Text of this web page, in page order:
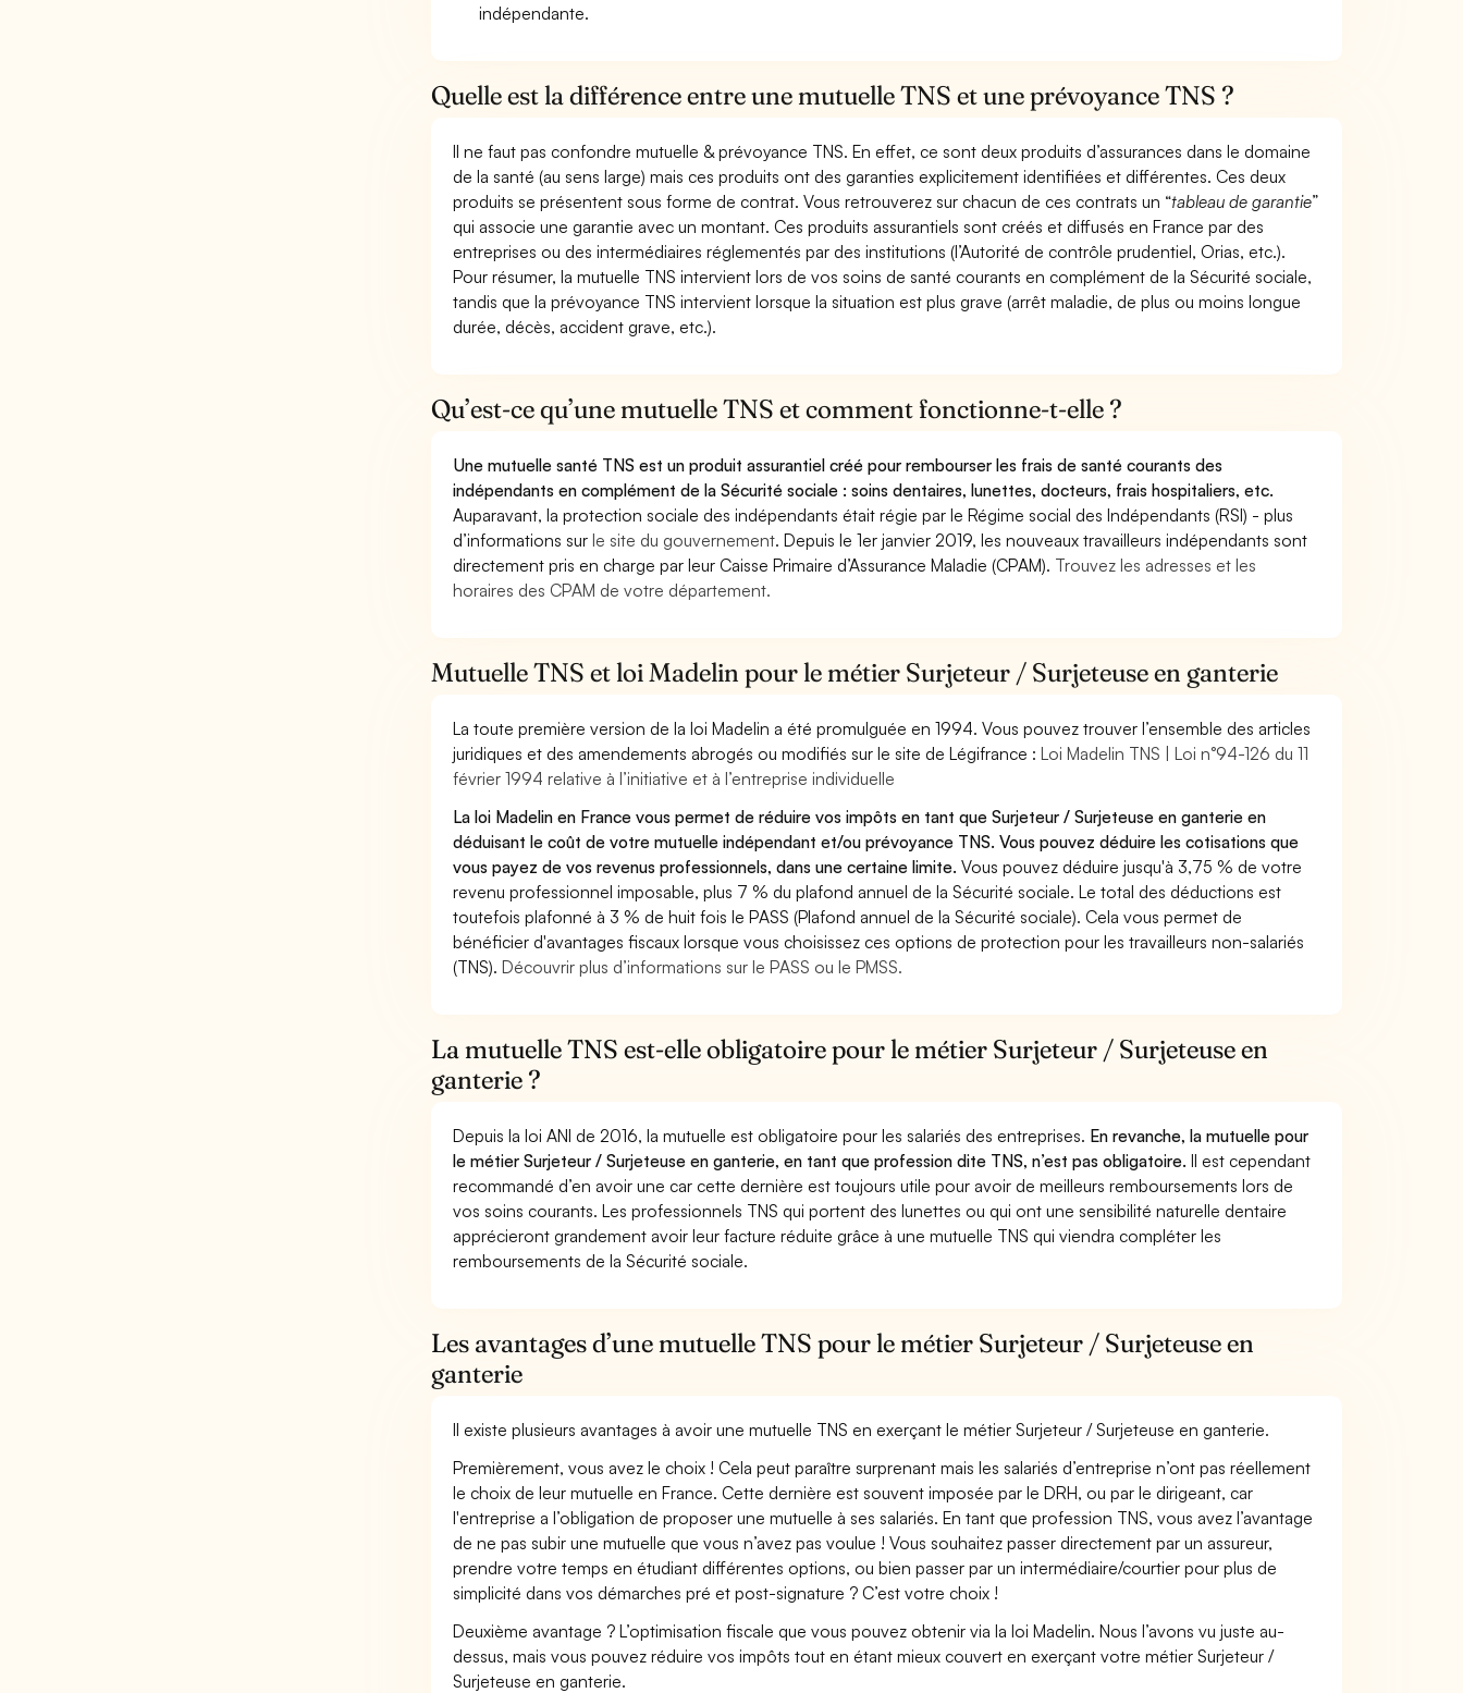
indépendante.
Quelle est la différence entre une mutuelle TNS et une prévoyance TNS ?
Il ne faut pas confondre mutuelle & prévoyance TNS. En effet, ce sont deux produits d’assurances dans le domaine
de la santé (au sens large) mais ces produits ont des garanties explicitement identifiées et différentes. Ces deux
produits se présentent sous forme de contrat. Vous retrouverez sur chacun de ces contrats un “tableau de garantie”
qui associe une garantie avec un montant. Ces produits assurantiels sont créés et diffusés en France par des
entreprises ou des intermédiaires réglementés par des institutions (l’Autorité de contrôle prudentiel, Orias, etc.).
Pour résumer, la mutuelle TNS intervient lors de vos soins de santé courants en complément de la Sécurité sociale,
tandis que la prévoyance TNS intervient lorsque la situation est plus grave (arrêt maladie, de plus ou moins longue
durée, décès, accident grave, etc.).
Qu’est-ce qu’une mutuelle TNS et comment fonctionne-t-elle ?
Une mutuelle santé TNS est un produit assurantiel créé pour rembourser les frais de santé courants des
indépendants en complément de la Sécurité sociale : soins dentaires, lunettes, docteurs, frais hospitaliers, etc.
Auparavant, la protection sociale des indépendants était régie par le Régime social des Indépendants (RSI) - plus
d’informations surle site du gouvernement. Depuis le 1er janvier 2019, les nouveaux travailleurs indépendants sont
directement pris en charge par leur Caisse Primaire d’Assurance Maladie (CPAM). Trouvez les adresses et les
horaires des CPAM de votre département.
Mutuelle TNS et loi Madelin pour le métier Surjeteur / Surjeteuse en ganterie
La toute première version de la loi Madelin a été promulguée en 1994. Vous pouvez trouver l’ensemble des articles
juridiques et des amendements abrogés ou modifiés sur le site de Légifrance :Loi Madelin TNS | Loi n°94-126 du 11
février 1994 relative à l’initiative et à l’entreprise individuelle
La loi Madelin en France vous permet de réduire vos impôts en tant que Surjeteur / Surjeteuse en ganterie en
déduisant le coût de votre mutuelle indépendant et/ou prévoyance TNS. Vous pouvez déduire les cotisations que
vous payez de vos revenus professionnels, dans une certaine limite.Vous pouvez déduire jusqu'à 3,75 % de votre
revenu professionnel imposable, plus 7 % du plafond annuel de la Sécurité sociale. Le total des déductions est
toutefois plafonné à 3 % de huit fois le PASS (Plafond annuel de la Sécurité sociale). Cela vous permet de
bénéficier d'avantages fiscaux lorsque vous choisissez ces options de protection pour les travailleurs non-salariés
(TNS).Découvrir plus d’informations sur le PASS ou le PMSS.
La mutuelle TNS est-elle obligatoire pour le métier Surjeteur / Surjeteuse en
ganterie ?
Depuis la loi ANI de 2016, la mutuelle est obligatoire pour les salariés des entreprises. En revanche, la mutuelle pour
le métier Surjeteur / Surjeteuse en ganterie, en tant que profession dite TNS, n’est pas obligatoire.Il est cependant
recommandé d’en avoir une car cette dernière est toujours utile pour avoir de meilleurs remboursements lors de
vos soins courants. Les professionnels TNS qui portent des lunettes ou qui ont une sensibilité naturelle dentaire
apprécieront grandement avoir leur facture réduite grâce à une mutuelle TNS qui viendra compléter les
remboursements de la Sécurité sociale.
Les avantages d’une mutuelle TNS pour le métier Surjeteur / Surjeteuse en
ganterie
Il existe plusieurs avantages à avoir une mutuelle TNS en exerçant le métier Surjeteur / Surjeteuse en ganterie.
Premièrement, vous avez le choix ! Cela peut paraître surprenant mais les salariés d’entreprise n’ont pas réellement
le choix de leur mutuelle en France. Cette dernière est souvent imposée par le DRH, ou par le dirigeant, car
l'entreprise a l’obligation de proposer une mutuelle à ses salariés. En tant que profession TNS, vous avez l’avantage
de ne pas subir une mutuelle que vous n’avez pas voulue ! Vous souhaitez passer directement par un assureur,
prendre votre temps en étudiant différentes options, ou bien passer par un intermédiaire/courtier pour plus de
simplicité dans vos démarches pré et post-signature ? C’est votre choix !
Deuxième avantage ? L’optimisation fiscale que vous pouvez obtenir via la loi Madelin. Nous l’avons vu juste au-
dessus, mais vous pouvez réduire vos impôts tout en étant mieux couvert en exerçant votre métier Surjeteur /
Surjeteuse en ganterie.